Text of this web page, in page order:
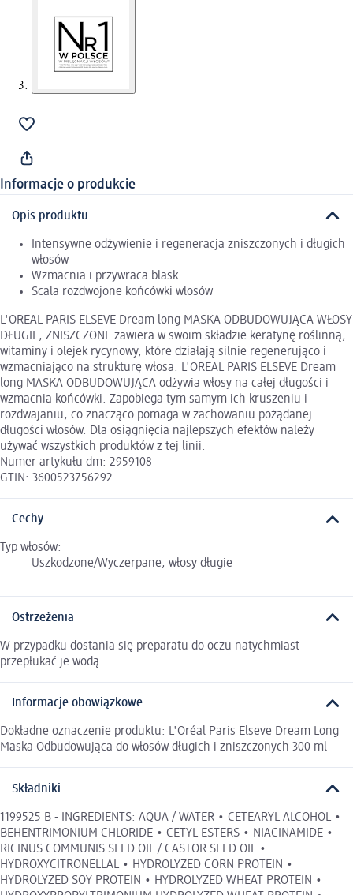
Informacje o produkcie
Opis produktu
Intensywne odżywienie i regeneracja zniszczonych i długich
włosów
Wzmacnia i przywraca blask
Scala rozdwojone końcówki włosów
L'OREAL PARIS ELSEVE Dream long MASKA ODBUDOWUJĄCA WŁOSY
DŁUGIE, ZNISZCZONE zawiera w swoim składzie keratynę roślinną,
witaminy i olejek rycynowy, które działają silnie regenerująco i
wzmacniająco na strukturę włosa. L'OREAL PARIS ELSEVE Dream
long MASKA ODBUDOWUJĄCA odżywia włosy na całej długości i
wzmacnia końcówki. Zapobiega tym samym ich kruszeniu i
rozdwajaniu, co znacząco pomaga w zachowaniu pożądanej
długości włosów. Dla osiągnięcia najlepszych efektów należy
używać wszystkich produktów z tej linii.
Numer artykułu dm: 2959108
GTIN: 3600523756292
Cechy
Typ włosów:
Uszkodzone/Wyczerpane, włosy długie
Ostrzeżenia
W przypadku dostania się preparatu do oczu natychmiast
przepłukać je wodą.
Informacje obowiązkowe
Dokładne oznaczenie produktu: L'Oréal Paris Elseve Dream Long
Maska Odbudowująca do włosów długich i zniszczonych 300 ml
Składniki
1199525 B - INGREDIENTS: AQUA / WATER • CETEARYL ALCOHOL •
BEHENTRIMONIUM CHLORIDE • CETYL ESTERS • NIACINAMIDE •
RICINUS COMMUNIS SEED OIL / CASTOR SEED OIL •
HYDROXYCITRONELLAL • HYDROLYZED CORN PROTEIN •
HYDROLYZED SOY PROTEIN • HYDROLYZED WHEAT PROTEIN •